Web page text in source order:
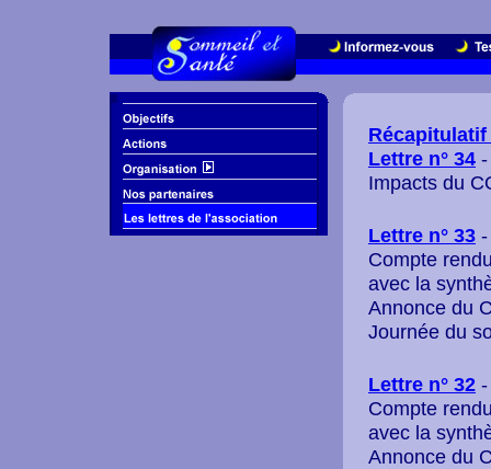
Lettre n° 34
Impacts du
Lettre n° 33
Compte
avec la
Annonce du
Journée du
Lettre n° 32
Compte
avec la
Annonce du